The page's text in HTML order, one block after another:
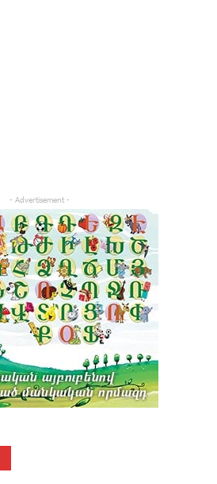
- Advertisement -